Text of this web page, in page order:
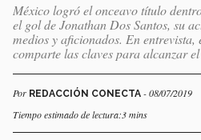
México logró el onceavo título
el gol de Jonathan Dos Santos, su
medios y aficionados. En
comparte las claves para alcanzar
Por REDACCIÓN CONECTA - 08/07/2019
Tiempo estimado de lectura:3 mins